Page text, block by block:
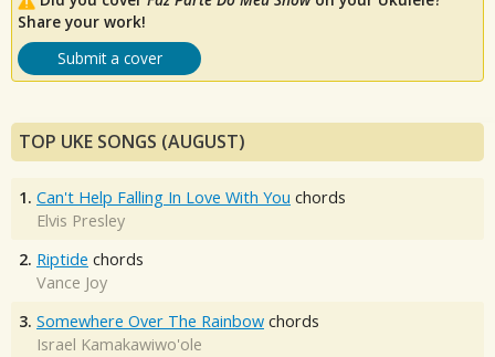
Share your work!
Submit a cover
TOP UKE SONGS (AUGUST)
1. Can't Help Falling In Love With You chords
Elvis Presley
2. Riptide chords
Vance Joy
3. Somewhere Over The Rainbow chords
Israel Kamakawiwo'ole